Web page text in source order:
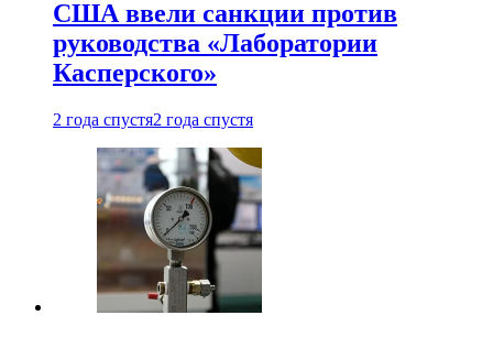
США ввели санкции против
руководства «Лаборатории
Касперского»
2 года спустя2 года спустя